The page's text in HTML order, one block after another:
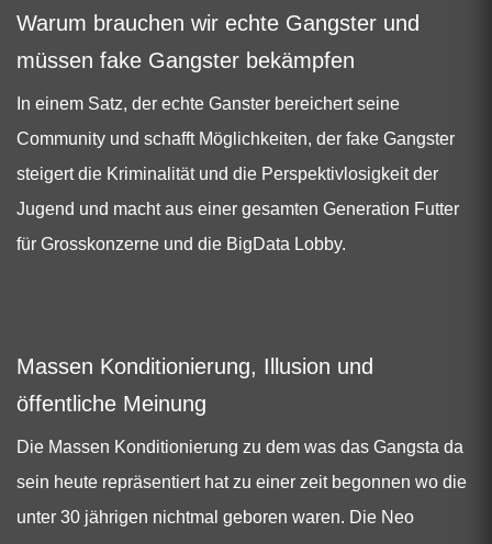
Warum brauchen wir echte Gangster und
müssen fake Gangster bekämpfen
In einem Satz, der echte Ganster bereichert seine
Community und schafft Möglichkeiten, der fake Gangster
steigert die Kriminalität und die Perspektivlosigkeit der
Jugend und macht aus einer gesamten Generation Futter
für Grosskonzerne und die BigData Lobby.
Massen Konditionierung, Illusion und
öffentliche Meinung
Die Massen Konditionierung zu dem was das Gangsta da
sein heute repräsentiert hat zu einer zeit begonnen wo die
unter 30 jährigen nichtmal geboren waren. Die Neo